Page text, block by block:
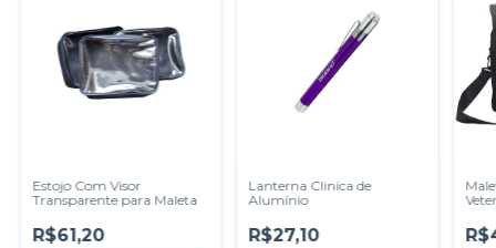
Estojo Com Visor
Transparente para Maleta
R$61,20
Lanterna Clinica de
Alumínio
R$27,10